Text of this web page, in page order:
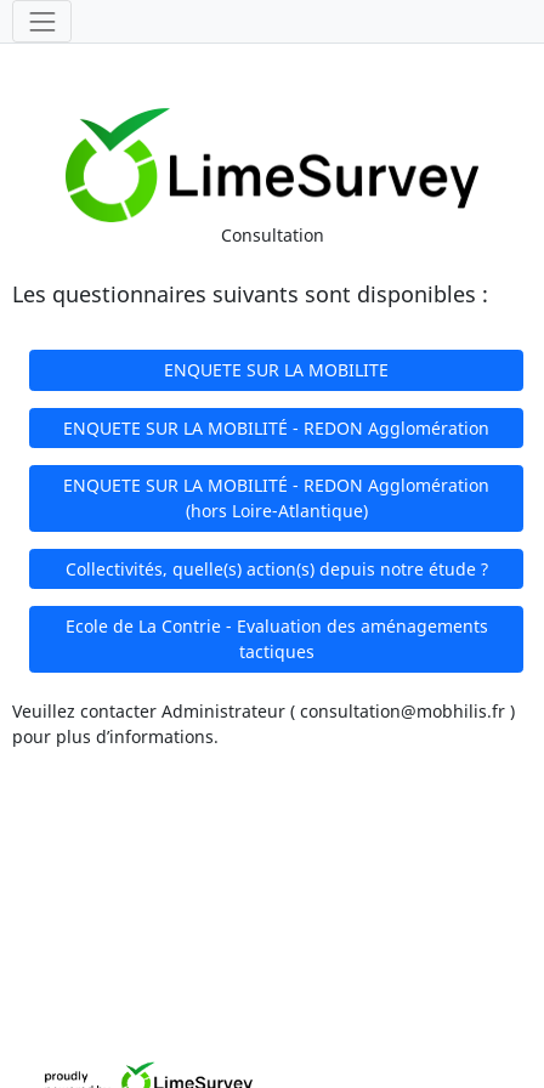
Outils
Consultation
Les questionnaires suivants sont disponibles :
ENQUETE SUR LA MOBILITE
ENQUETE SUR LA MOBILITÉ - REDON Agglomération
ENQUETE SUR LA MOBILITÉ - REDON Agglomération
(hors Loire-Atlantique)
Collectivités, quelle(s) action(s) depuis notre étude ?
Ecole de La Contrie - Evaluation des aménagements
tactiques
Veuillez contacter Administrateur ( consultation@mobhilis.fr )
pour plus d’informations.